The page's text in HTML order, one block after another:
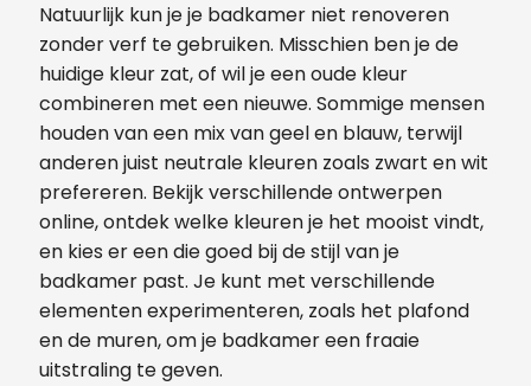
Natuurlijk kun je je badkamer niet renoveren
zonder verf te gebruiken. Misschien ben je de
huidige kleur zat, of wil je een oude kleur
combineren met een nieuwe. Sommige mensen
houden van een mix van geel en blauw, terwijl
anderen juist neutrale kleuren zoals zwart en wit
prefereren. Bekijk verschillende ontwerpen
online, ontdek welke kleuren je het mooist vindt,
en kies er een die goed bij de stijl van je
badkamer past. Je kunt met verschillende
elementen experimenteren, zoals het plafond
en de muren, om je badkamer een fraaie
uitstraling te geven.